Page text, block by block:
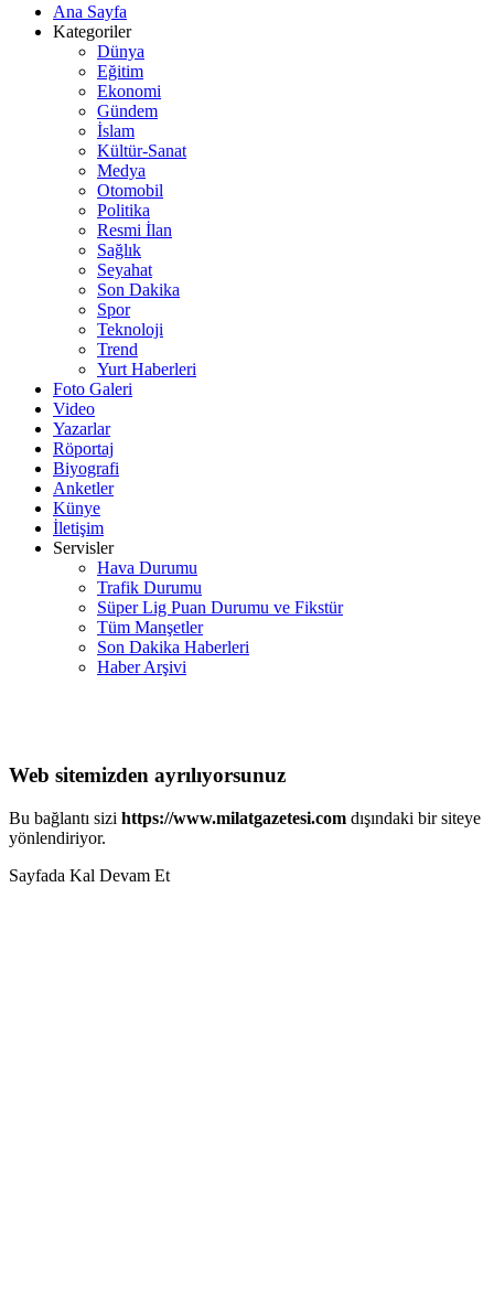
Ana Sayfa
Kategoriler
Dünya
Eğitim
Ekonomi
Gündem
İslam
Kültür-Sanat
Medya
Otomobil
Politika
Resmi İlan
Sağlık
Seyahat
Son Dakika
Spor
Teknoloji
Trend
Yurt Haberleri
Foto Galeri
Video
Yazarlar
Röportaj
Biyografi
Anketler
Künye
İletişim
Servisler
Hava Durumu
Trafik Durumu
Süper Lig Puan Durumu ve Fikstür
Tüm Manşetler
Son Dakika Haberleri
Haber Arşivi
Web sitemizden ayrılıyorsunuz
Bu bağlantı sizi https://www.milatgazetesi.com dışındaki bir siteye
yönlendiriyor.
Sayfada Kal Devam Et